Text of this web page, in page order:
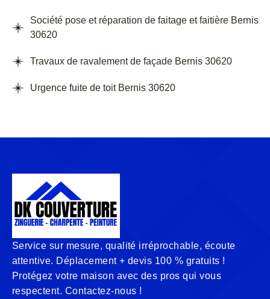
Société pose et réparation de faitage et faitière Bernis
30620
Travaux de ravalement de façade Bernis 30620
Urgence fuite de toit Bernis 30620
Service sur mesure, qualité irréprochable, écoute
attentive. Déplacement + devis 100 % gratuits !
Protégez votre maison avec des pros qui vous
respectent. Contactez-nous !